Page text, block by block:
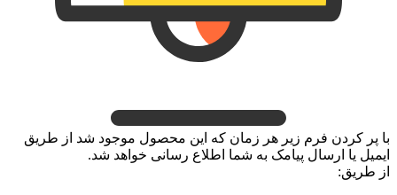
با پر کردن فرم زیر هر زمان که این محصول موجود شد از طریق
ایمیل یا ارسال پیامک به شما اطلاع رسانی خواهد شد.
از طریق: